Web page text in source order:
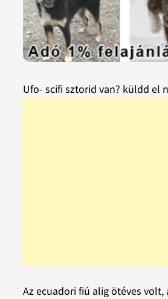
Ufo- scifi sztorid van? küldd el
Az ecuadori fiú alig ötéves